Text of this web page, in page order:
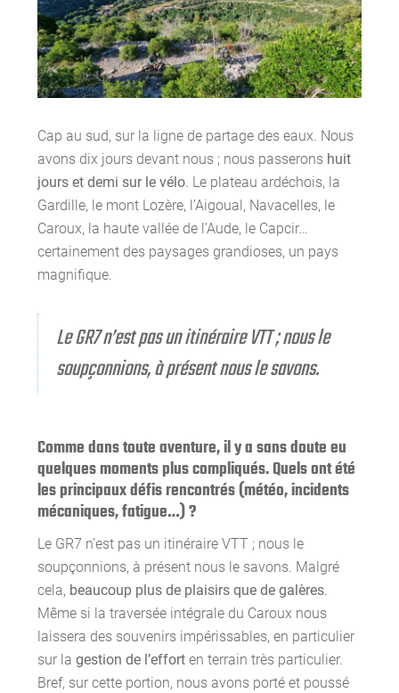
Cap au sud, sur la ligne de partage des eaux. Nous
avons dix jours devant nous ; nous passerons huit
jours et demi sur le vélo. Le plateau ardéchois, la
Gardille, le mont Lozère, l’Aigoual, Navacelles, le
Caroux, la haute vallée de l’Aude, le Capcir…
certainement des paysages grandioses, un pays
magnifique.
Le GR7 n’est pas un itinéraire VTT ; nous le
soupçonnions, à présent nous le savons.
Comme dans toute aventure, il y a sans doute eu
quelques moments plus compliqués. Quels ont été
les principaux défis rencontrés (météo, incidents
mécaniques, fatigue…) ?
Le GR7 n’est pas un itinéraire VTT ; nous le
soupçonnions, à présent nous le savons. Malgré
cela, beaucoup plus de plaisirs que de galères.
Même si la traversée intégrale du Caroux nous
laissera des souvenirs impérissables, en particulier
sur lagestion de l’effort en terrain très particulier.
Bref, sur cette portion, nous avons porté et poussé